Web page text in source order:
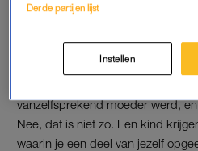
denk dat het moment daar is. In
allesbehalve een baby. Maar is
vanzelfsprekend moeder werd,
Nee, dat is niet zo. Een kind
waarin je een deel van jezelf
Derde partijen lijst
Instellen